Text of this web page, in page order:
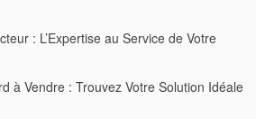
: L’Expertise au Service de Votre
à Vendre : Trouvez Votre Solution Idéale